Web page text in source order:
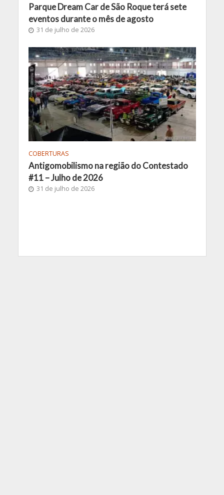
Parque Dream Car de São Roque terá sete
eventos durante o mês de agosto
31 de julho de 2026
COBERTURAS
Antigomobilismo na região do Contestado
#11 – Julho de 2026
31 de julho de 2026